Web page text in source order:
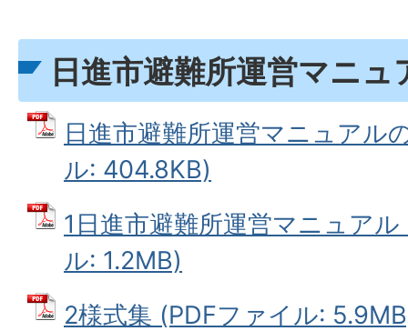
日進市避難所運営マニュ
日進市避難所運営マニュアル
ル: 404.8KB)
1日進市避難所運営マニュア
ル: 1.2MB)
2様式集 (PDFファイル: